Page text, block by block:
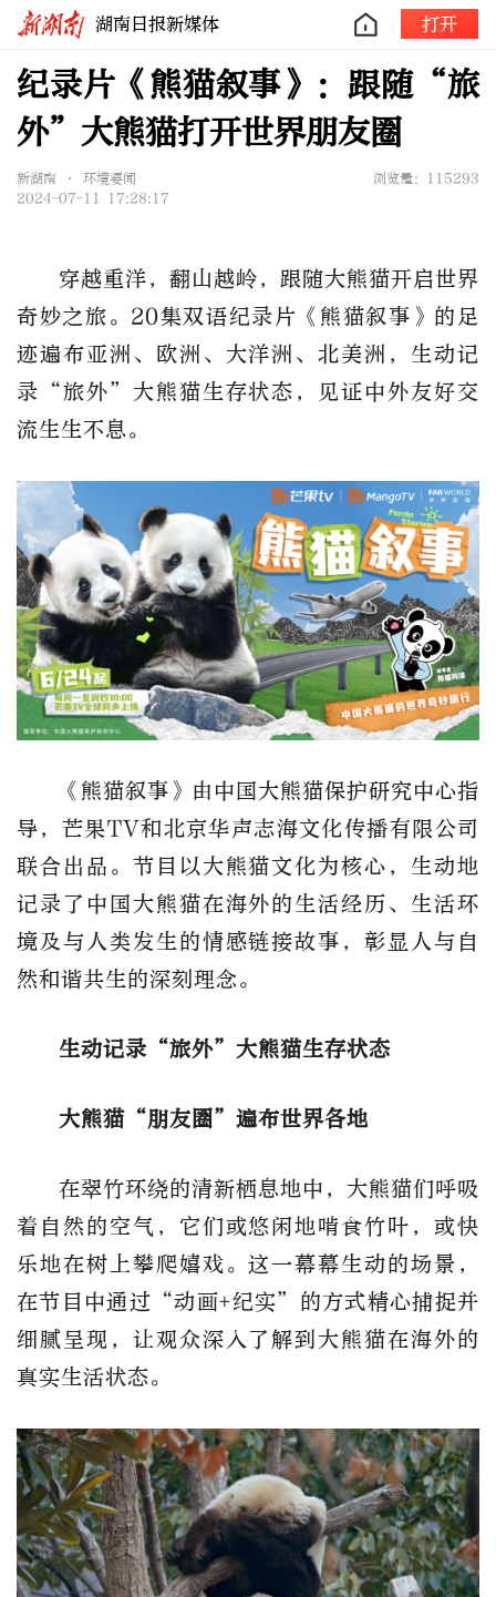
湖南日报新媒体 打开
纪录片《熊猫叙事》：跟随“旅
外”大熊猫打开世界朋友圈
新湖南 • 环境要闻
浏览量：115293
2024-07-11 17:28:17
穿越重洋，翻山越岭，跟随大熊猫开启世界
奇妙之旅。20集双语纪录片《熊猫叙事》的足
迹遍布亚洲、欧洲、大洋洲、北美洲，生动记
录“旅外”大熊猫生存状态，见证中外友好交
流生生不息。
《熊猫叙事》由中国大熊猫保护研究中心指
导，芒果TV和北京华声志海文化传播有限公司
联合出品。节目以大熊猫文化为核心，生动地
记录了中国大熊猫在海外的生活经历、生活环
境及与人类发生的情感链接故事，彰显人与自
然和谐共生的深刻理念。
生动记录“旅外”大熊猫生存状态
大熊猫“朋友圈”遍布世界各地
在翠竹环绕的清新栖息地中，大熊猫们呼吸
着自然的空气，它们或悠闲地啃食竹叶，或快
乐地在树上攀爬嬉戏。这一幕幕生动的场景，
在节目中通过“动画+纪实”的方式精心捕捉并
细腻呈现，让观众深入了解到大熊猫在海外的
真实生活状态。